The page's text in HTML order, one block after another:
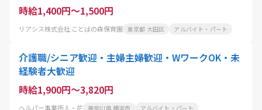
時給1,400円～1,500円
リアシス株式会社 ことばの森保育園 東京都 大田区 アルバイト・パート
介護職/シニア歓迎・主婦主婦歓迎・WワークOK・未
経験者大歓迎
時給1,900円～3,820円
ヘルパー事業所人・花 神奈川県 横浜市 アルバイト・パート